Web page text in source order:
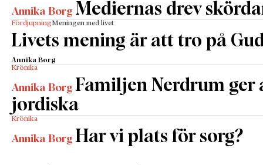
Annika Borg Mediernas drev
FördjupningMeningen med livet
Livets mening är att tro på
Annika Borg
Krönika
Annika Borg Familjen Nerdrum
jordiska
Krönika
Annika Borg Har vi plats för sorg?